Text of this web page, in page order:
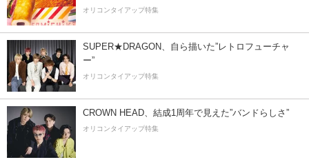
オリコンタイアップ特集
SUPER★DRAGON、自ら描いた”レトロフューチャ
ー”
オリコンタイアップ特集
CROWN HEAD、結成1周年で見えた”バンドらしさ”
オリコンタイアップ特集